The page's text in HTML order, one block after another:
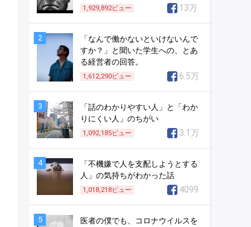
1,929,892ビュー 13万
2
「なんで働かないといけないんで
すか？」と聞いた学生への、とあ
る経営者の回答。
1,612,290ビュー 6.5万
3
「話のわかりやすい人」と「わか
りにくい人」のちがい
1,092,185ビュー 3.1万
4
「不機嫌で人を支配しようとする
人」の気持ちがわかった話
1,018,218ビュー 4099
5
医者の僕でも、コロナウイルスを